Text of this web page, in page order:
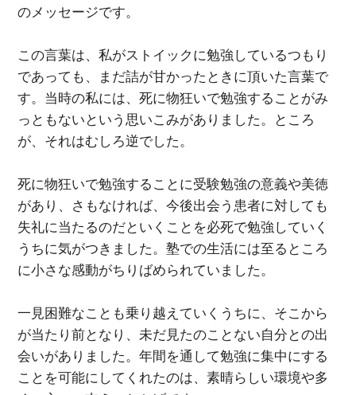
のメッセージです。
この言葉は、私がストイックに勉強しているつもり
であっても、まだ詰が甘かったときに頂いた言葉で
す。当時の私には、死に物狂いで勉強することがみ
っともないという思いこみがありました。ところ
が、それはむしろ逆でした。
死に物狂いで勉強することに受験勉強の意義や美徳
があり、さもなければ、今後出会う患者に対しても
失礼に当たるのだといくことを必死で勉強していく
うちに気がつきました。塾での生活には至るところ
に小さな感動がちりばめられていました。
一見困難なことも乗り越えていくうちに、そこから
が当たり前となり、未だ見たのことない自分との出
会いがありました。年間を通して勉強に集中にする
ことを可能にしてくれたのは、素晴らしい環境や多